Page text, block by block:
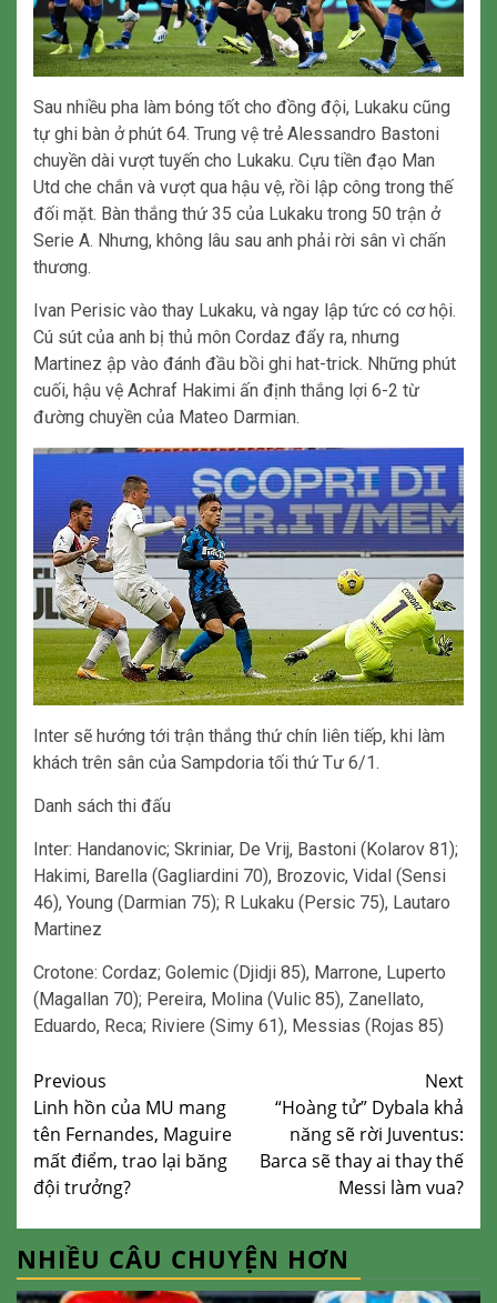
Sau nhiều pha làm bóng tốt cho đồng đội, Lukaku cũng
tự ghi bàn ở phút 64. Trung vệ trẻ Alessandro Bastoni
chuyền dài vượt tuyến cho Lukaku. Cựu tiền đạo Man
Utd che chắn và vượt qua hậu vệ, rồi lập công trong thế
đối mặt. Bàn thắng thứ 35 của Lukaku trong 50 trận ở
Serie A. Nhưng, không lâu sau anh phải rời sân vì chấn
thương.
Ivan Perisic vào thay Lukaku, và ngay lập tức có cơ hội.
Cú sút của anh bị thủ môn Cordaz đẩy ra, nhưng
Martinez ập vào đánh đầu bồi ghi hat-trick. Những phút
cuối, hậu vệ Achraf Hakimi ấn định thắng lợi 6-2 từ
đường chuyền của Mateo Darmian.
Inter sẽ hướng tới trận thắng thứ chín liên tiếp, khi làm
khách trên sân của Sampdoria tối thứ Tư 6/1.
Danh sách thi đấu
Inter: Handanovic; Skriniar, De Vrij, Bastoni (Kolarov 81);
Hakimi, Barella (Gagliardini 70), Brozovic, Vidal (Sensi
46), Young (Darmian 75); R Lukaku (Persic 75), Lautaro
Martinez
Crotone: Cordaz; Golemic (Djidji 85), Marrone, Luperto
(Magallan 70); Pereira, Molina (Vulic 85), Zanellato,
Eduardo, Reca; Riviere (Simy 61), Messias (Rojas 85)
Continue
Reading
Previous
Linh hồn của MU mang
tên Fernandes, Maguire
mất điểm, trao lại băng
đội trưởng?
Next
“Hoàng tử” Dybala khả
năng sẽ rời Juventus:
Barca sẽ thay ai thay thế
Messi làm vua?
NHIỀU CÂU CHUYỆN HƠN